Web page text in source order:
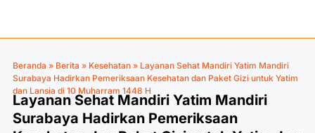
Beranda » Berita » Kesehatan » Layanan Sehat Mandiri Yatim Mandiri
Surabaya Hadirkan Pemeriksaan Kesehatan dan Paket Gizi untuk Yatim
dan Lansia di 10 Muharram 1448 H
Layanan Sehat Mandiri Yatim Mandiri
Surabaya Hadirkan Pemeriksaan